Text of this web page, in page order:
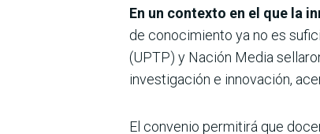
En un contexto en el que la
de conocimiento ya no es
(UPTP) y Nación Media
investigación e innovación,
El convenio permitirá que